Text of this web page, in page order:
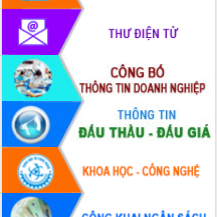
phát triển mới
Thường trực HĐND tỉnh Đắk Lắk gặp
mặt Đoàn chuyên gia y tế TP. Hồ Chí
Lễ truy điệu và an táng hài cốt liệt sĩ
tại Nghĩa trang Liệt sĩ xã Sơn Hòa
Bàn giải pháp tháo gỡ khó khăn trong
xuất khẩu sầu riêng và triển khai quy
định EUDR
Thứ trưởng Bộ Nông nghiệp và Môi
trường Nguyễn Hoàng Hiệp khảo sát
vùng trồng và doanh nghiệp đóng gói
sầu riêng tại Đắk Lắk
Trình diễn nghệ thuật chế biến các
món ăn từ sầu riêng
Đắk Lắk công bố Quy hoạch và xúc
tiến đầu tư tỉnh
Ngành cá ngừ Đắk Lắk chủ động thích
ứng để giữ vững thị trường xuất khẩu
Diễn đàn Kinh tế tư nhân Việt Nam đột